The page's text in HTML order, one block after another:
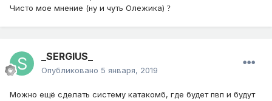
Чисто мое мнение (ну и чуть Олежика) ?
_SERGIUS_
Опубликовано 5 января, 2019
Можно ещё сделать систему катакомб, где будет пвп и будут